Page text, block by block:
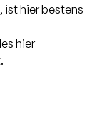
ist hier bestens
hier